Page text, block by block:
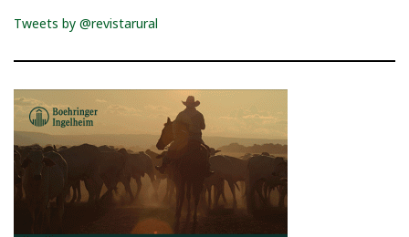
Tweets by @revistarural